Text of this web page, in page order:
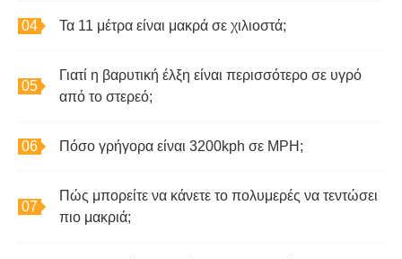
Τα 11 μέτρα είναι μακρά σε χιλιοστά;
Γιατί η βαρυτική έλξη είναι περισσότερο σε υγρό
από το στερεό;
Πόσο γρήγορα είναι 3200kph σε MPH;
Πώς μπορείτε να κάνετε το πολυμερές να τεντώσει
πιο μακριά;